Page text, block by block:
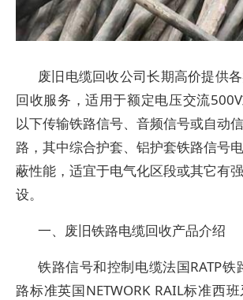
废旧电缆回收公司长期高价提供
回收服务，适用于额定电压交流
以下传输铁路信号、音频信号或自动
路，其中综合护套、铝护套铁路信号
蔽性能，适宜于电气化区段或其它有
设。
一、废旧铁路电缆回收产品介绍
铁路信号和控制电缆法国RATP铁
路标准英国NETWORK RAIL标准西